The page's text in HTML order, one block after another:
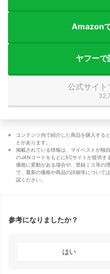
Amazon
ヤフーで
公式サイト
コンテンツ内で紹介した商品を購入する
とがあります。
掲載されている情報は、マイベストが独
のJANコードをもとにECサイトが提供す
価格に変動がある場合や、登録ミス等の
で、最新の価格や商品の詳細等について
認ください。
参考になりましたか？
はい